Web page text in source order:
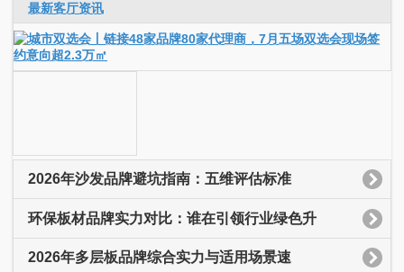
最新客厅资讯
2026年沙发品牌避坑指南：五维评估标准
环保板材品牌实力对比：谁在引领行业绿色升
2026年多层板品牌综合实力与适用场景速